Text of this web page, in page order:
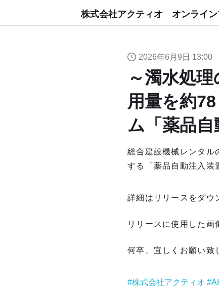
株式会社アクティオ オンライン
2026年6月9日 13:00
～濁水処
用量を約
ム「薬品
総合建設機械レンタル
する「薬品自動注入
詳細はリリースをダウ
リリースに使用した
何卒、宜しくお願い致
株式会社アクティオ